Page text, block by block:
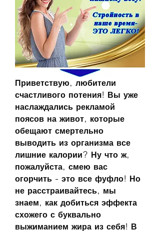
Приветствую, любители
счастливого потения! Вы уже
наслаждались рекламой
поясов на живот, которые
обещают смертельно
выводить из организма все
лишние калории? Ну что ж,
пожалуйста, смею вас
огорчить - это все фуфло! Но
не расстраивайтесь, мы
знаем, как добиться эффекта
схожего с буквально
выжиманием жира из себя! В